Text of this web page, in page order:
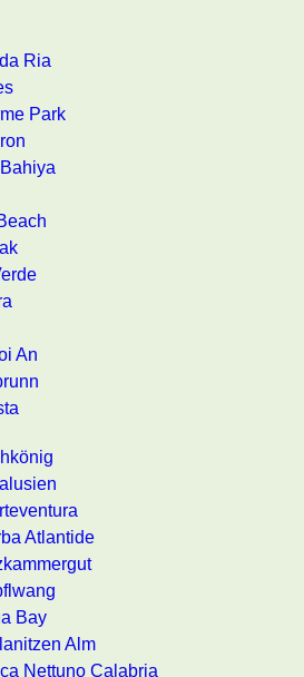
Ria
Park
An
Atlantide
Bay
Alm
Nettuno Calabria